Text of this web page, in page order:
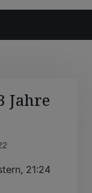
Jahre
21:24